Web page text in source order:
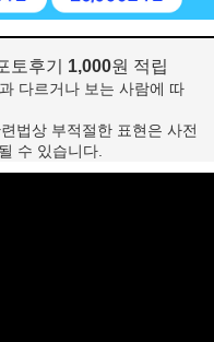
토후기 1,000원 적립
다르거나 보는 사람에 따
법상 부적절한 표현은 사전
수 있습니다.